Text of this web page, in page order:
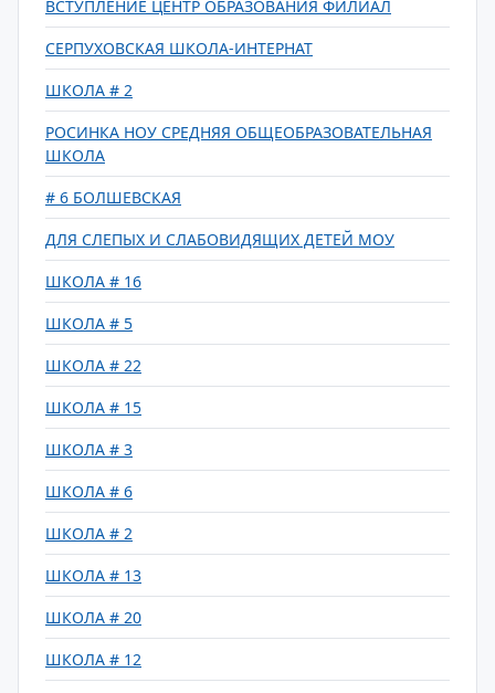
ВСТУПЛЕНИЕ ЦЕНТР ОБРАЗОВАНИЯ ФИЛИАЛ
СЕРПУХОВСКАЯ ШКОЛА-ИНТЕРНАТ
ШКОЛА # 2
РОСИНКА НОУ СРЕДНЯЯ ОБЩЕОБРАЗОВАТЕЛЬНАЯ
ШКОЛА
# 6 БОЛШЕВСКАЯ
ДЛЯ СЛЕПЫХ И СЛАБОВИДЯЩИХ ДЕТЕЙ МОУ
ШКОЛА # 16
ШКОЛА # 5
ШКОЛА # 22
ШКОЛА # 15
ШКОЛА # 3
ШКОЛА # 6
ШКОЛА # 2
ШКОЛА # 13
ШКОЛА # 20
ШКОЛА # 12